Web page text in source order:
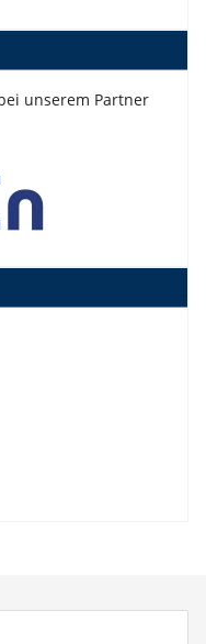
unserem Partner